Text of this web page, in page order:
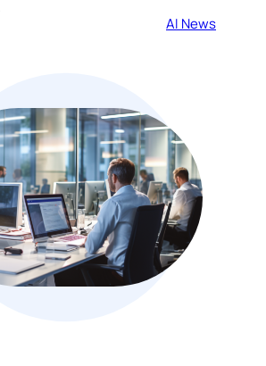
AI News